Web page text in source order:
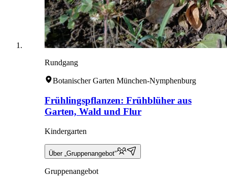
Rundgang
Botanischer Garten München-Nymphenburg
Frühlingspflanzen: Frühblüher aus
Garten, Wald und Flur
Kindergarten
Über „Gruppenangebot“
Gruppenangebot